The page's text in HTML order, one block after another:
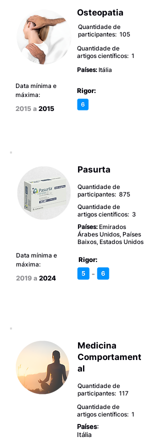
Osteopatia
Quantidade de
participantes: 105
Quantidade de
artigos científicos: 1
Países: Itália
Data mínima e
máxima:
2015 a 2015
Rigor:
Pasurta
Quantidade de
participantes: 875
Quantidade de
artigos científicos: 3
Países: Emirados
Árabes Unidos, Países
Baixos, Estados Unidos
Data mínima e
máxima:
2019 a 2024
Rigor:
-
Medicina
Comportament
al
Quantidade de
participantes: 117
Quantidade de
artigos científicos: 1
Países:
Itália